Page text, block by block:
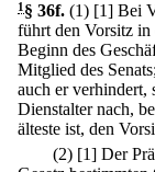
1 § 36f. (1) [1] Bei
führt den Vorsitz in
Beginn des
Mitglied des
auch er verhindert,
Dienstalter nach,
älteste ist, den
(2) [1] Der